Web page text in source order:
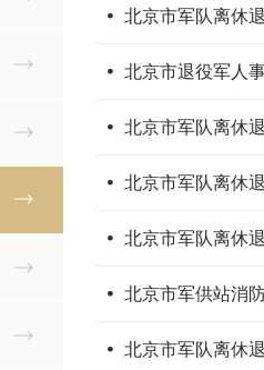
北京市退役军人
北京市军队离休
北京市军队离休
北京市军供站消
北京市军队离休